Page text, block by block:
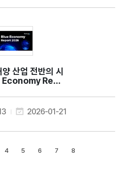
Economy Repo
2026-01-21
4 5 6 7 8